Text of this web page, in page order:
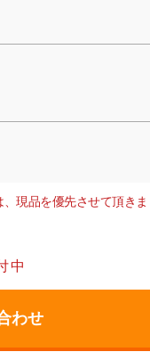
現品を優先させて頂きま
中